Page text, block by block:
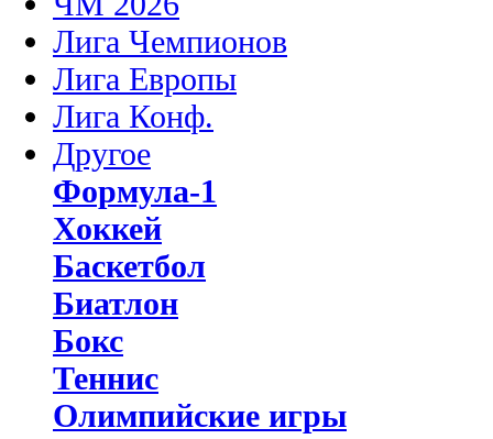
Лига Чемпионов
Лига Европы
Лига Конф.
Другое
Формула-1
Хоккей
Баскетбол
Биатлон
Бокс
Теннис
Олимпийские игры